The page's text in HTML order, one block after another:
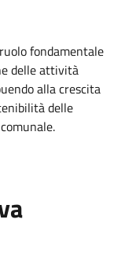
fondamentale
delle attività
alla crescita
delle